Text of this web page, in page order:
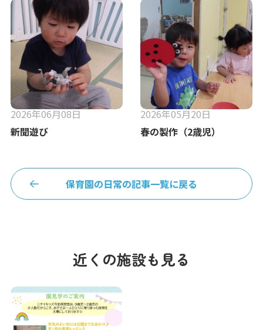
2026年06月08日
新聞遊び
2026年05月20日
春の製作（2歳児）
保育園の日常の記事一覧に戻る
近くの施設も見る